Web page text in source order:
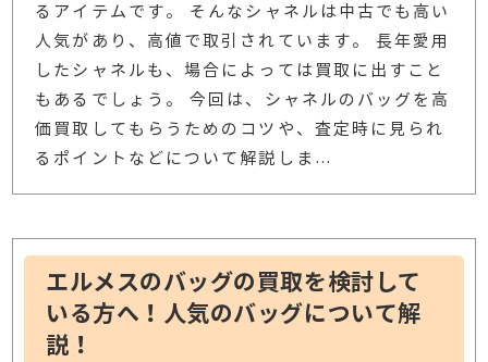
るアイテムです。 そんなシャネルは中古でも高い
人気があり、高値で取引されています。 長年愛用
したシャネルも、場合によっては買取に出すこと
もあるでしょう。 今回は、シャネルのバッグを高
価買取してもらうためのコツや、査定時に見られ
るポイントなどについて解説しま …
エルメスのバッグの買取を検討して
いる方へ！人気のバッグについて解
説！